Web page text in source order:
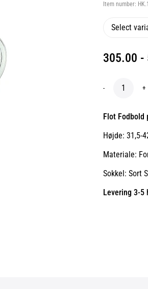
Item number:
Select
305.00 -
- +
Flot Fodbold
Højde: 31,5-
Materiale:
Sokkel: Sort
Levering 3-5